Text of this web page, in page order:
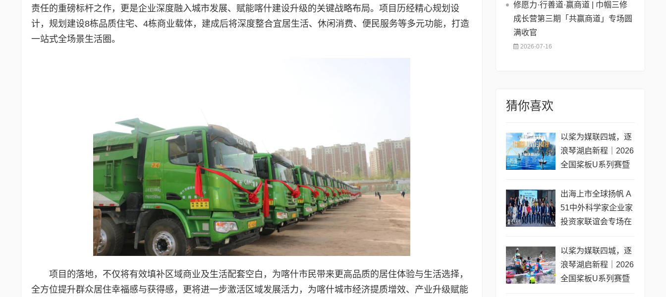
责任的重磅标杆之作，更是企业深度融入城市发展、赋能喀什建设升级的关键战略布局。项目历经精心规划设
计，规划建设8栋品质住宅、4栋商业载体，建成后将深度整合宜居生活、休闲消费、便民服务等多元功能，打造
一站式全场景生活圈。
项目的落地，不仅将有效填补区域商业及生活配套空白，为喀什市民带来更高品质的居住体验与生活选择，
全方位提升群众居住幸福感与获得感，更将进一步激活区域发展活力，为喀什城市经济提质增效、产业升级赋能
修愿力·行善道·赢商道 | 巾帼三修
成长营第三期「共赢商道」专场圆
满收官
2026-07-16
猜你喜欢
以桨为媒联四城，逐
浪琴湖启新程｜2026
全国桨板U系列赛暨
公开赛（常熟站）即
将开赛
出海上市全球扬帆 A
51中外科学家企业家
投资家联谊会专场在
业境外上市多元服务
以桨为媒联四城，逐
浪琴湖启新程｜2026
全国桨板U系列赛暨